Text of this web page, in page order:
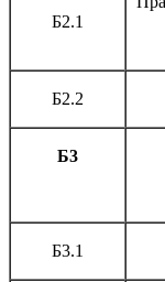
Б2.1
Б2.2
Б3
Б3.1